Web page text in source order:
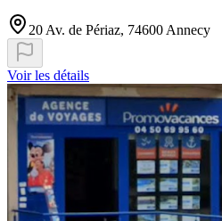
20 Av. de Périaz, 74600 Annecy
Voir les détails